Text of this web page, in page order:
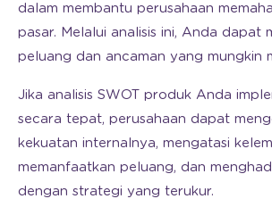
dalam membantu perusahaan
pasar. Melalui analisis ini, Anda dapat
peluang dan ancaman yang mungkin
Jika analisis SWOT produk Anda
secara tepat, perusahaan dapat
kekuatan internalnya, mengatasi
memanfaatkan peluang, dan
dengan strategi yang terukur.